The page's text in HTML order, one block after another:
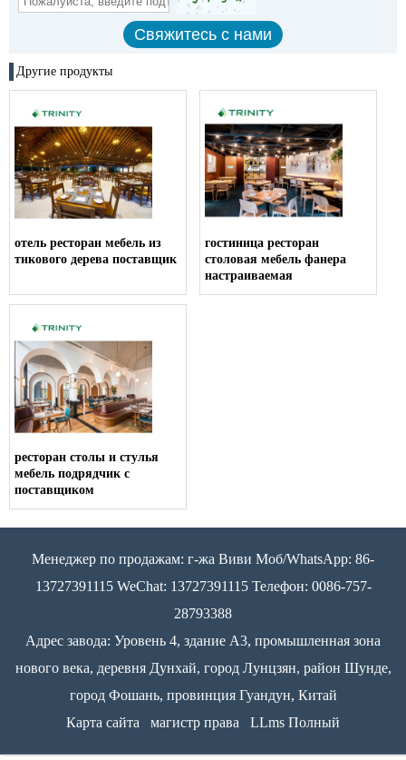
Другие продукты
отель ресторан мебель из
тикового дерева поставщик
гостиница ресторан
столовая мебель фанера
настраиваемая
ресторан столы и стулья
мебель подрядчик с
поставщиком
Менеджер по продажам: г-жа Виви Моб/WhatsApp: 86-
13727391115 WeChat: 13727391115 Телефон: 0086-757-
28793388
Адрес завода: Уровень 4, здание A3, промышленная зона
нового века, деревня Дунхай, город Лунцзян, район Шунде,
город Фошань, провинция Гуандун, Китай
Карта сайта
магистр права LLms Полный